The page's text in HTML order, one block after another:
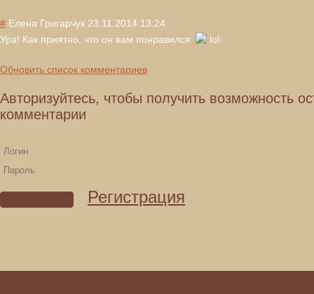
# Елена Григарчук 23.11.2014 13:24
Ура! Как приятно, что он вам понравился
Обновить список комментариев
Авторизуйтесь, чтобы получить возможность
комментарии
Регистрация